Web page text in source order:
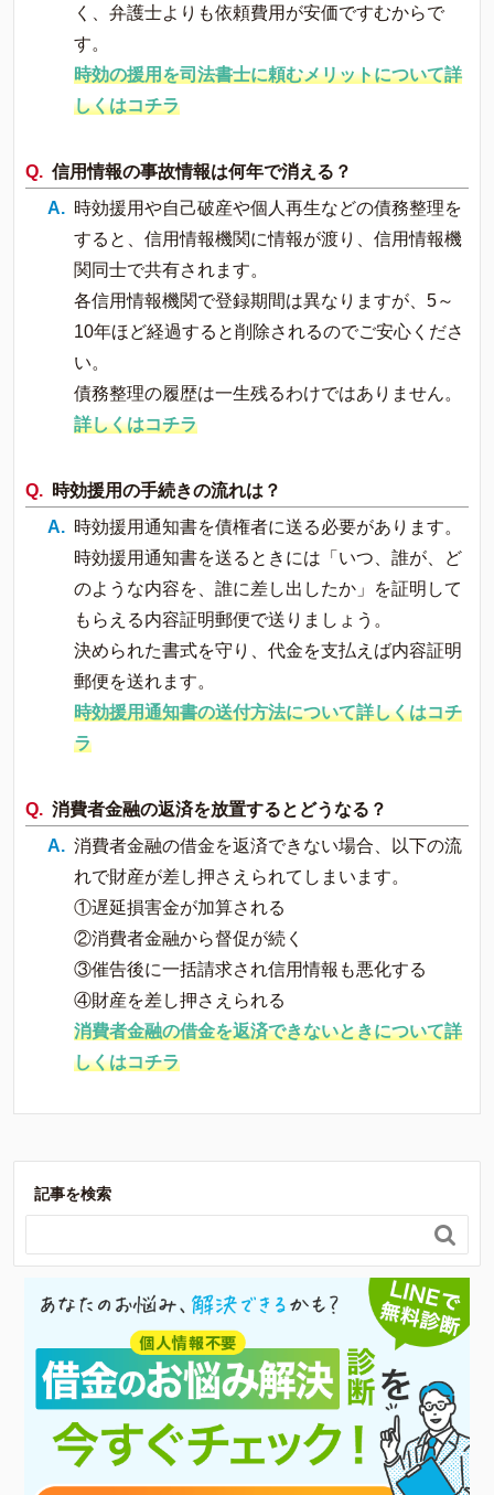
く、弁護士よりも依頼費用が安価ですむからで
す。
時効の援用を司法書士に頼むメリットについて詳
しくはコチラ
信用情報の事故情報は何年で消える？
時効援用や自己破産や個人再生などの債務整理を
すると、信用情報機関に情報が渡り、信用情報機
関同士で共有されます。
各信用情報機関で登録期間は異なりますが、5～
10年ほど経過すると削除されるのでご安心くださ
い。
債務整理の履歴は一生残るわけではありません。
詳しくはコチラ
時効援用の手続きの流れは？
時効援用通知書を債権者に送る必要があります。
時効援用通知書を送るときには「いつ、誰が、ど
のような内容を、誰に差し出したか」を証明して
もらえる内容証明郵便で送りましょう。
決められた書式を守り、代金を支払えば内容証明
郵便を送れます。
時効援用通知書の送付方法について詳しくはコチ
ラ
消費者金融の返済を放置するとどうなる？
消費者金融の借金を返済できない場合、以下の流
れで財産が差し押さえられてしまいます。
①遅延損害金が加算される
②消費者金融から督促が続く
③催告後に一括請求され信用情報も悪化する
④財産を差し押さえられる
消費者金融の借金を返済できないときについて詳
しくはコチラ
記事を検索
